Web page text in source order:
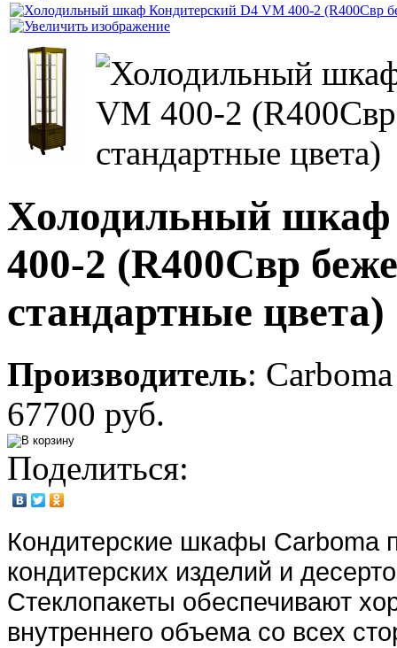
Холодильный шкаф
400-2 (R400Cвр
стандартные цвета)
Производитель: Carboma
67700 руб.
Поделиться:
Кондитерские шкафы Carboma
кондитерских изделий и
Стеклопакеты обеспечивают
внутреннего объема со всех